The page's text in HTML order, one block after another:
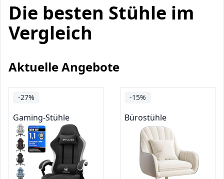
Die besten Stühle im
Vergleich
Aktuelle Angebote
-27%
Gaming-Stühle
-15%
Bürostühle